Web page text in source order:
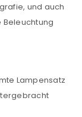
und auch
Beleuchtung
Lampensatz